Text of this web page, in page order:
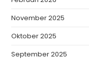
November 2025
Oktober 2025
September 2025